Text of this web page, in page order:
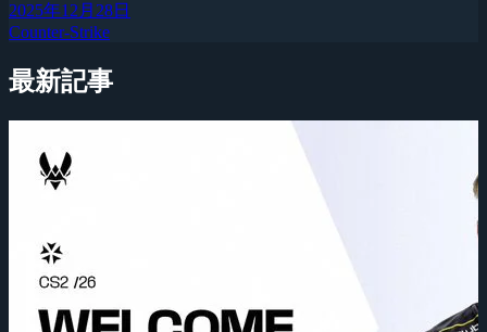
2025年12月28日
Counter-Strike
最新記事